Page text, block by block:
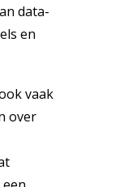
data-
en
vaak
over